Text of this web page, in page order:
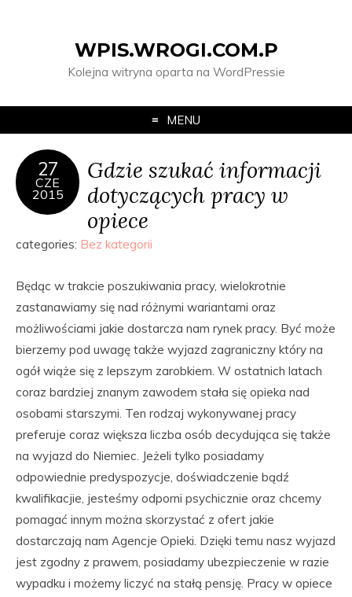
WPIS.WROGI.COM.P
Kolejna witryna oparta na WordPressie
MENU
27
CZE
2015
Gdzie szukać informacji
dotyczących pracy w
opiece
categories: Bez kategorii
Będąc w trakcie poszukiwania pracy, wielokrotnie
zastanawiamy się nad różnymi wariantami oraz
możliwościami jakie dostarcza nam rynek pracy. Być może
bierzemy pod uwagę także wyjazd zagraniczny który na
ogół wiąże się z lepszym zarobkiem. W ostatnich latach
coraz bardziej znanym zawodem stała się opieka nad
osobami starszymi. Ten rodzaj wykonywanej pracy
preferuje coraz większa liczba osób decydująca się także
na wyjazd do Niemiec. Jeżeli tylko posiadamy
odpowiednie predyspozycje, doświadczenie bądź
kwalifikacjie, jesteśmy odporni psychicznie oraz chcemy
pomagać innym można skorzystać z ofert jakie
dostarczają nam Agencje Opieki. Dzięki temu nasz wyjazd
jest zgodny z prawem, posiadamy ubezpieczenie w razie
wypadku i możemy liczyć na stałą pensję. Pracy w opiece